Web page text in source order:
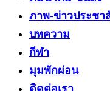
ภาพ-ข่าวประชา
บทความ
กีฬา
มุมพักผ่อน
ติดต่อเรา